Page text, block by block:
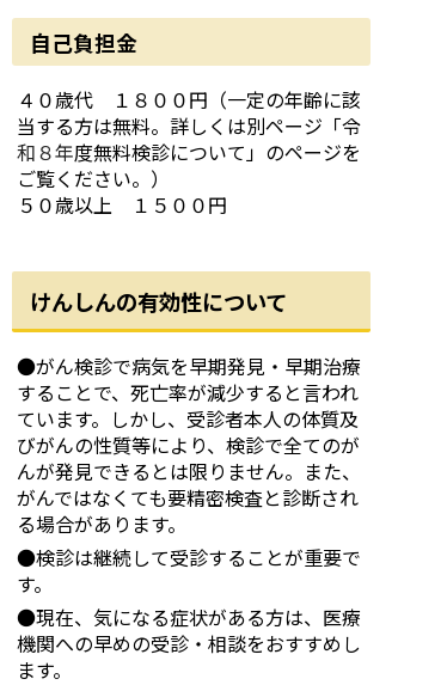
自己負担金
４０歳代 １８００円（一定の年齢に該
当する方は無料。詳しくは別ページ「令
和８年度無料検診について」のページを
ご覧ください。）
５０歳以上 １５００円
けんしんの有効性について
●がん検診で病気を早期発見・早期治療
することで、死亡率が減少すると言われ
ています。しかし、受診者本人の体質及
びがんの性質等により、検診で全てのが
んが発見できるとは限りません。また、
がんではなくても要精密検査と診断され
る場合があります。
●検診は継続して受診することが重要で
す。
●現在、気になる症状がある方は、医療
機関への早めの受診・相談をおすすめし
ます。